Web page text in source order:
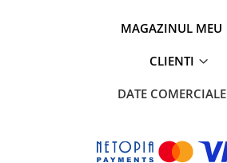
MAGAZINUL MEU
CLIENTI
DATE COMERCIALE